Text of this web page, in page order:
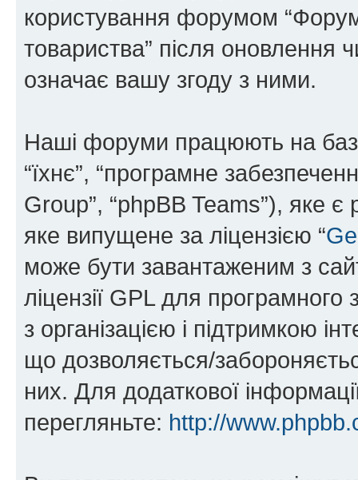
користування форумом
товариства” після оновлення
означає вашу згоду з ними.
Наші форуми працюють на
“їхнє”, “програмне
Group”, “phpBB Teams”), яке
яке випущене за ліцензією “
може бути завантаженим з
ліцензії GPL для
з організацією і підтримкою
що дозволяється/
них. Для додаткової
перегляньте: http://